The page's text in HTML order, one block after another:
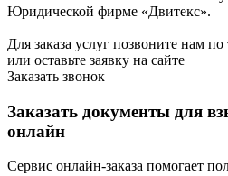
Юридической фирме «Двитекс».
Для заказа услуг позвоните нам
или оставьте заявку на сайте
Заказать звонок
Заказать документы для
онлайн
Сервис онлайн-заказа помогает